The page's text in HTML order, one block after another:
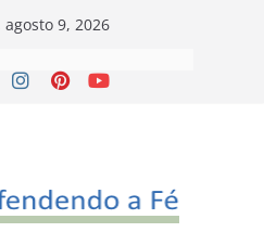
9, 2026